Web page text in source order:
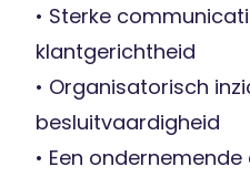
• Sterke
klantgerichtheid
• Organisatorisch
besluitvaardigheid
• Een